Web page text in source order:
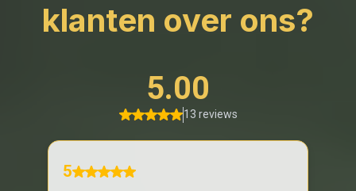
klanten over ons?